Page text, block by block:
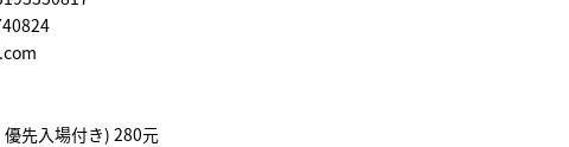
先入場付き) 280元